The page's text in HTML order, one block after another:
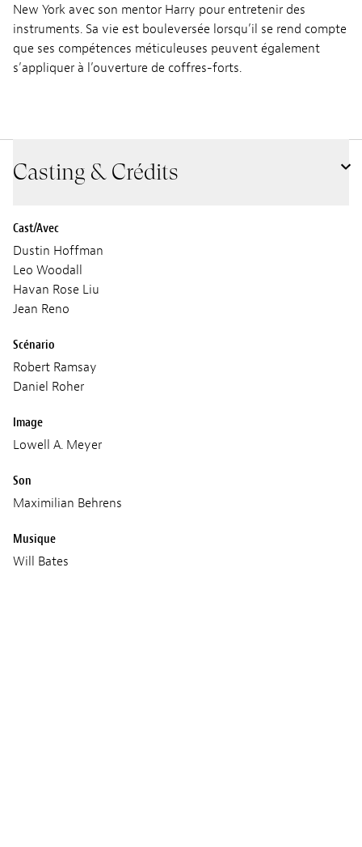
New York avec son mentor Harry pour entretenir des
instruments. Sa vie est bouleversée lorsqu’il se rend compte
que ses compétences méticuleuses peuvent également
s’appliquer à l’ouverture de coffres-forts.
Casting & Crédits
Cast/Avec
Dustin Hoffman
Leo Woodall
Havan Rose Liu
Jean Reno
Scénario
Robert Ramsay
Daniel Roher
Image
Lowell A. Meyer
Son
Maximilian Behrens
Musique
Will Bates